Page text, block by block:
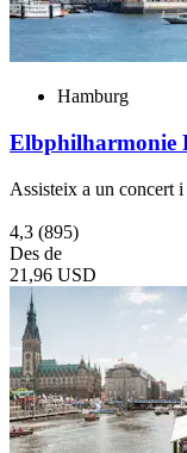
Hamburg
Elbphilharmonie
Assisteix a un concert
4,3 (895)
Des de
21,96 USD